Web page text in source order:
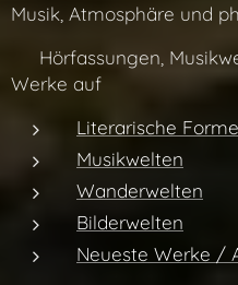
Musik, Atmosphäre und
👉 Hörfassungen,
Werke auf
Literarische
Musikwelten
Wanderwelten
Bilderwelten
Neueste Werke /